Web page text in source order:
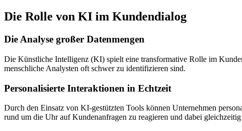
Die Rolle von KI im Kundendialog
Die Analyse großer Datenmengen
Die Künstliche Intelligenz (KI) spielt eine transformative Rolle im
menschliche Analysten oft schwer zu identifizieren sind.
Personalisierte Interaktionen in Echtzeit
Durch den Einsatz von KI-gestützten Tools können Unternehmen
rund um die Uhr auf Kundenanfragen zu reagieren und dabei